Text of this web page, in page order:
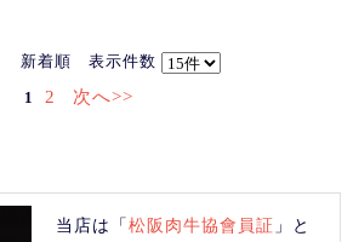
新着順 表示件数
1 2 次へ>>
当店は「松阪肉牛協會員証 」と